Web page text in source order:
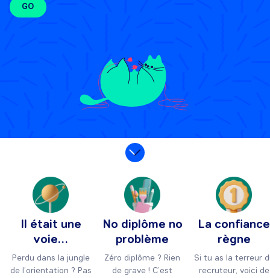
GO
Il était une
voie…
Perdu dans la jungle
de l’orientation ? Pas
No diplôme no
problème
Zéro diplôme ? Rien
de grave ! C’est
La confiance
règne
Si tu as la terreur
recruteur, voici de